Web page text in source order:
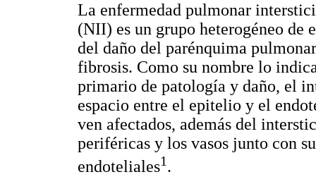
La enfermedad pulmonar
(NII) es un grupo heterogéneo de
del daño del parénquima
fibrosis. Como su nombre lo
primario de patología y daño, el
espacio entre el epitelio y el
ven afectados, además del
periféricas y los vasos junto con
endoteliales1.